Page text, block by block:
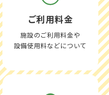
ご利用料金
施設のご利用料金や
設備使用料などについて